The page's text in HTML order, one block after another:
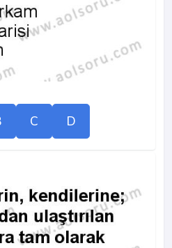
C D